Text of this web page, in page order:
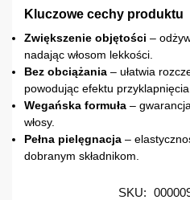
Kluczowe cechy produktu
Zwiększenie objętości –
nadając włosom lekkości.
Bez obciążania – ułatwia
powodując efektu przyklapnięcia.
Wegańska formuła –
włosy.
Pełna pielęgnacja –
dobranym składnikom.
SKU: